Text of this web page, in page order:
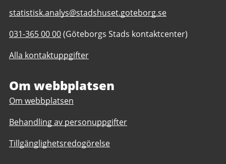
E-
till
Statistik
och
statistisk.analys@stadshuset.goteborg.se
Telefonnummer
Statistik
analys
031-365 00 00(Göteborgs Stads kontaktcenter)
Alla kontaktuppgifter
Om webbplatsen
Om webbplatsen
Behandling av personuppgifter
Tillgänglighetsredogörelse